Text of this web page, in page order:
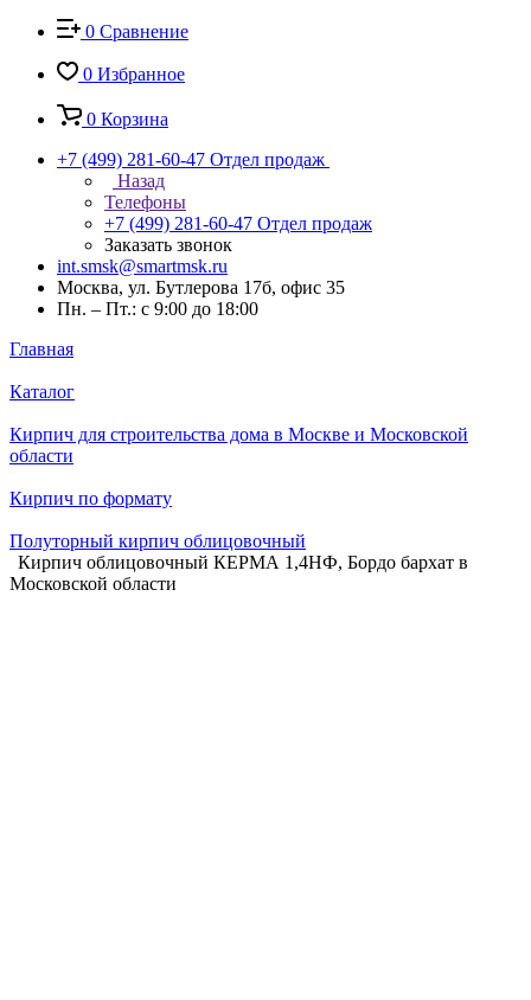
0 Сравнение
0 Избранное
0 Корзина
+7 (499) 281-60-47 Отдел продаж
Назад
Телефоны
+7 (499) 281-60-47 Отдел продаж
Заказать звонок
int.smsk@smartmsk.ru
Москва, ул. Бутлерова 17б, офис 35
Пн. – Пт.: с 9:00 до 18:00
Главная
Каталог
Кирпич для строительства дома в Москве и Московской
области
Кирпич по формату
Полуторный кирпич облицовочный
Кирпич облицовочный КЕРМА 1,4НФ, Бордо бархат в
Московской области